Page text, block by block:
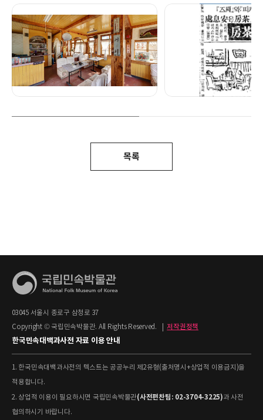
목록
03045 서울시 종로구 삼청로 37
Copyright © 국립민속박물관. All Rights Reserved.
저작권정책
한국민속대백과사전 자료 이용 안내
1. 한국민속대백과사전의 텍스트는 공공누리 제2유형(출처명시+상업적 이용금지)을
적용합니다.
2. 상업적 이용이 필요하시면 국립민속박물관(사전편찬팀: 02-3704-3225)과 사전
협의하시기 바랍니다.